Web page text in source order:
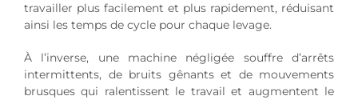
travailler plus facilement et plus rapidement, réduisant
ainsi les temps de cycle pour chaque levage.
À l’inverse, une machine négligée souffre d’arrêts
intermittents, de bruits gênants et de mouvements
brusques qui ralentissent le travail et augmentent le